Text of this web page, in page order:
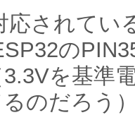
応されてい
の
を基準
のだろう